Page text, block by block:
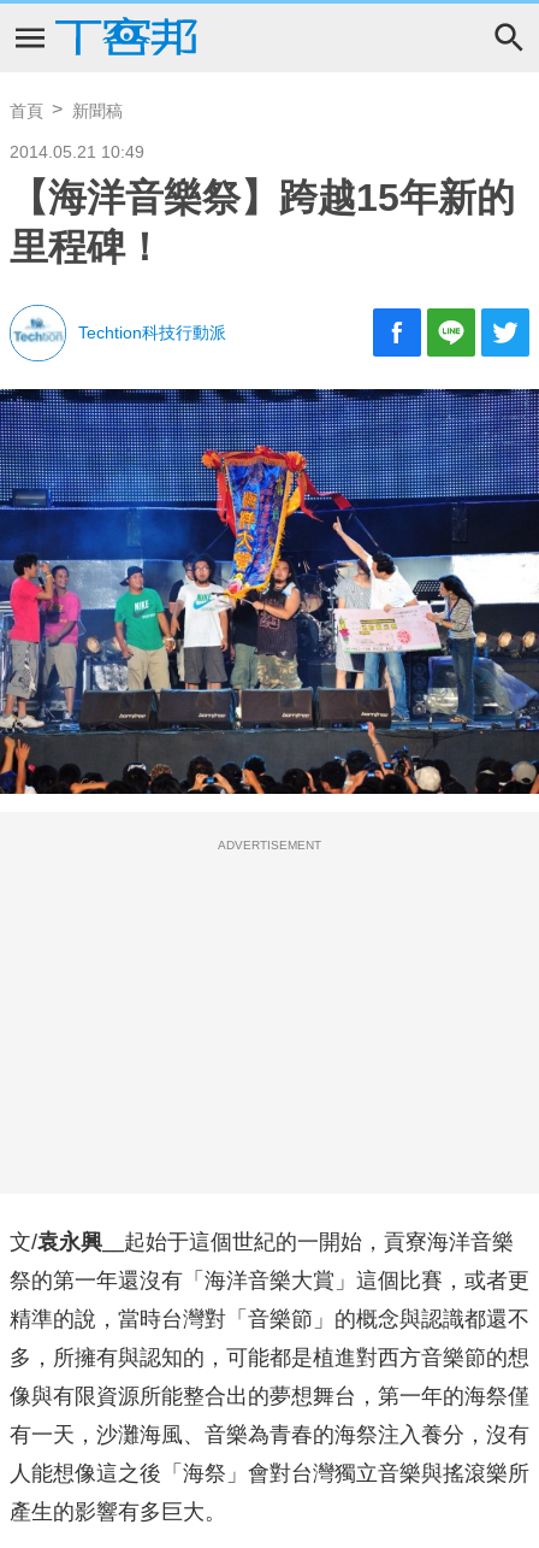
首頁 新聞稿
2014.05.21 10:49
【海洋音樂祭】跨越15年新的
里程碑！
Techtion科技行動派
ADVERTISEMENT
文/袁永興__ 起始于這個世紀的一開始，貢寮海洋音樂
祭的第一年還沒有「海洋音樂大賞」這個比賽，或者更
精準的說，當時台灣對「音樂節」的概念與認識都還不
多，所擁有與認知的，可能都是植進對西方音樂節的想
像與有限資源所能整合出的夢想舞台，第一年的海祭僅
有一天，沙灘海風、音樂為青春的海祭注入養分，沒有
人能想像這之後「海祭」會對台灣獨立音樂與搖滾樂所
產生的影響有多巨大。